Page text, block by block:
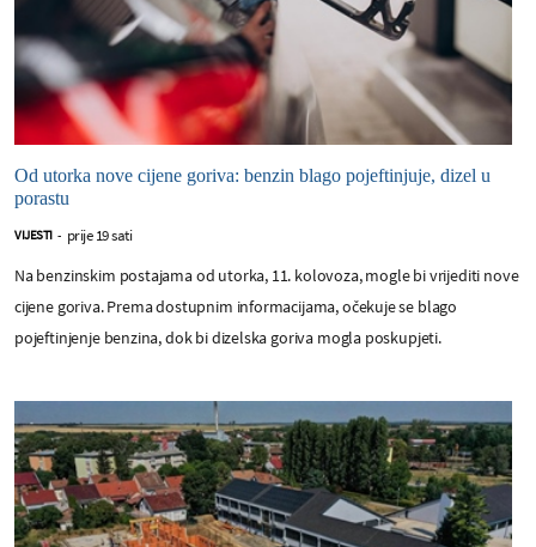
Od utorka nove cijene goriva: benzin blago pojeftinjuje, dizel u
porastu
VIJESTI - prije 19 sati
Na benzinskim postajama od utorka, 11. kolovoza, mogle bi vrijediti nove
cijene goriva. Prema dostupnim informacijama, očekuje se blago
pojeftinjenje benzina, dok bi dizelska goriva mogla poskupjeti.